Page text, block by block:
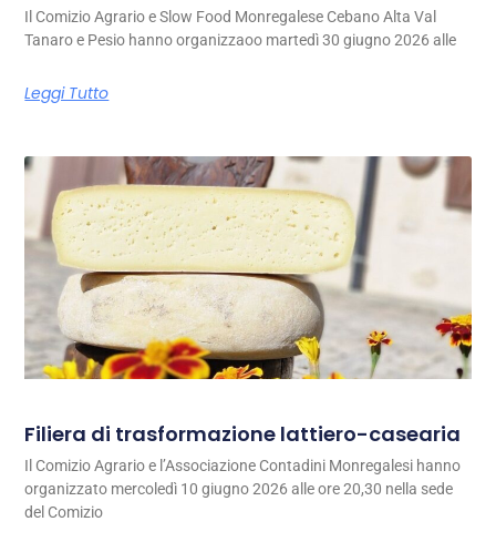
Il Comizio Agrario e Slow Food Monregalese Cebano Alta Val
Tanaro e Pesio hanno organizzaoo martedì 30 giugno 2026 alle
Leggi Tutto
Filiera di trasformazione lattiero-casearia
Il Comizio Agrario e l’Associazione Contadini Monregalesi hanno
organizzato mercoledì 10 giugno 2026 alle ore 20,30 nella sede
del Comizio